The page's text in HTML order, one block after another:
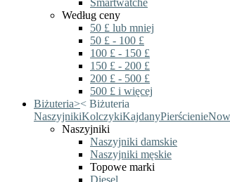
Smartwatche
Według ceny
50 £ lub mniej
50 £ - 100 £
100 £ - 150 £
150 £ - 200 £
200 £ - 500 £
500 £ i więcej
Biżuteria>< Biżuteria
NaszyjnikiKolczykiKajdanyPierścienie
Naszyjniki
Naszyjniki damskie
Naszyjniki męskie
Topowe marki
Diesel